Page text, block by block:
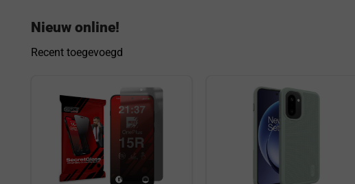
Nieuw online!
Recent toegevoegd